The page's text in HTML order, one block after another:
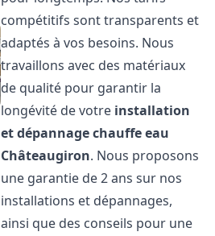
compétitifs sont transparents et
adaptés à vos besoins. Nous
travaillons avec des matériaux
de qualité pour garantir la
longévité de votre installation
et dépannage chauffe eau
Châteaugiron. Nous proposons
une garantie de 2 ans sur nos
installations et dépannages,
ainsi que des conseils pour une